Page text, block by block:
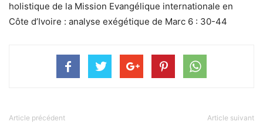
holistique de la Mission Evangélique internationale en
Côte d’Ivoire : analyse exégétique de Marc 6 : 30-44
Article précédent Article suivant